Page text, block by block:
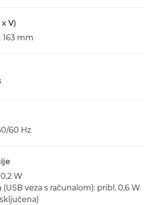
V)
163 mm
60 Hz
W
veza s računalom): pribl. 0,6 W